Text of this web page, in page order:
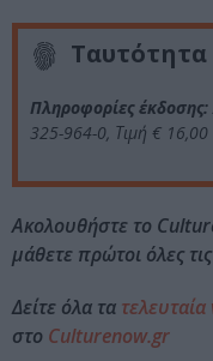
Ταυτότητα
Πληροφορίες έκδοσης:
325-964-0, Τιμή € 16,00
Ακολουθήστε το
μάθετε πρώτοι όλες
Δείτε όλα τα τελευταία
στο Culturenow.gr